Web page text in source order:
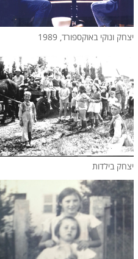
יצחק ונוקי באוקספורד, 1989
יצחק בילדות